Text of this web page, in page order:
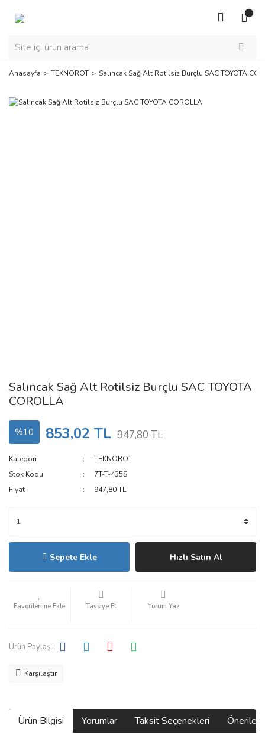
Anasayfa TEKNOROT Salıncak Sağ Alt Rotilsiz Burçlu SAC TOYOTA
Salıncak Sağ Alt Rotilsiz Burçlu SAC TOYOTA
COROLLA
%10 853,02 TL 947,80 TL
Kategori
TEKNOROT
Stok Kodu
7T-T-435S
Fiyat
947,80 TL
Sepete Ekle Hızlı Satın Al
Tavsiye Et Yorum Yaz
Ürün Paylaş :
Karşılaştır
Ürün Bilgisi Yorumlar Taksit Seçenekleri